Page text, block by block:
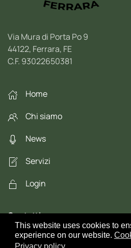
This website uses cookies to
experience on our website.
Via Mura di Porta Po 9
44122, Ferrara, FE
C.F. 93022650381
Home
Chi siamo
News
Servizi
Login
Contatti
cittadini@cittmondo.org